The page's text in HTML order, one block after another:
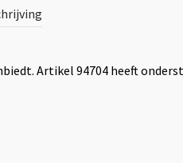
Artikel 94704 heeft